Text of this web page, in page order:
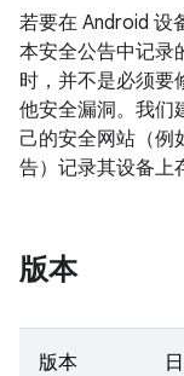
若要在 Android 设
本安全公告中记录
时，并不是必须要
他安全漏洞。我们
己的安全网站（例
告）记录其设备上
版本
版本